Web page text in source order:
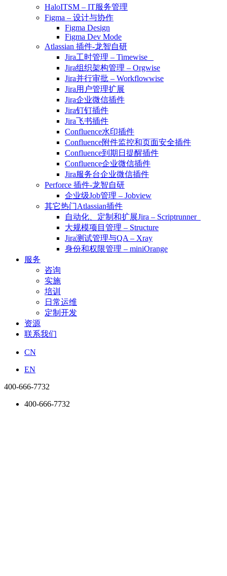
HaloITSM – IT服务管理
Figma – 设计与协作
Figma Design
Figma Dev Mode
Atlassian 插件-龙智自研
Jira工时管理 – Timewise
Jira组织架构管理 – Orgwise
Jira并行审批 – Workflowwise
Jira用户管理扩展
Jira企业微信插件
Jira钉钉插件
Jira飞书插件
Confluence水印插件
Confluence附件监控和页面安全插件
Confluence到期日提醒插件
Confluence企业微信插件
Jira服务台企业微信插件
Perforce 插件-龙智自研
企业级Job管理 – Jobview
其它热门Atlassian插件
自动化、定制和扩展Jira – Scriptrunner
大规模项目管理 – Structure
Jira测试管理与QA – Xray
身份和权限管理 – miniOrange
服务
咨询
实施
培训
日常运维
定制开发
资源
联系我们
CN
EN
400-666-7732
400-666-7732